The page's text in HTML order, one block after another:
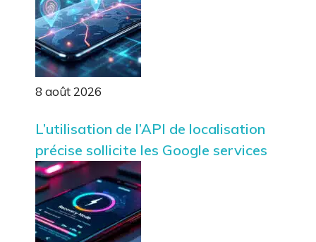
8 août 2026
L’utilisation de l’API de localisation
précise sollicite les Google services